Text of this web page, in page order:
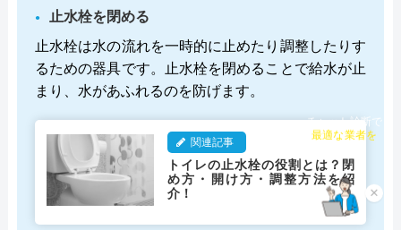
止水栓を閉める
止水栓は水の流れを一時的に止めたり調整したりす
るための器具です。止水栓を閉めることで給水が止
まり、水があふれるのを防げます。
関連記事
トイレの止水栓の役割とは？閉
め方・開け方・調整方法を紹
介！
×
チャット診断で
最適な業者を